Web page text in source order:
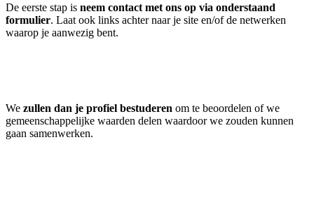
De eerste stap is neem contact met ons op via onderstaand
formulier. Laat ook links achter naar je site en/of de netwerken
waarop je aanwezig bent.
We zullen dan je profiel bestuderen om te beoordelen of we
gemeenschappelijke waarden delen waardoor we zouden kunnen
gaan samenwerken.